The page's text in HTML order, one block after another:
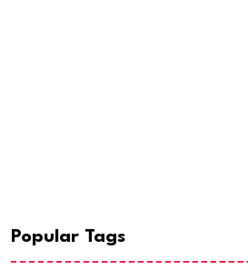
Popular Tags